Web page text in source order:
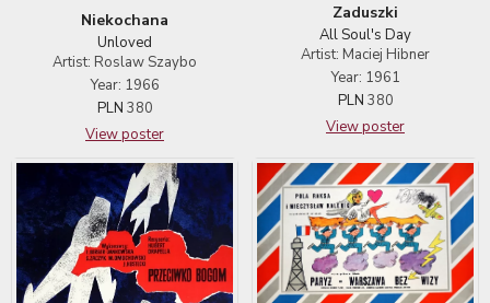
Niekochana
Unloved
Artist: Roslaw Szaybo
Year: 1966
PLN 380
View poster
Zaduszki
All Soul's Day
Artist: Maciej Hibner
Year: 1961
PLN 380
View poster